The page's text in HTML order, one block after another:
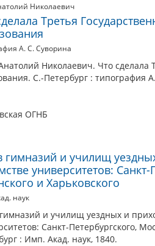
Николаевич
Третья
А. С. Суворина
Николаевич. Что сделала
С.-Петербург : типография
ОГНБ
гимназий и училищ
университетов:
и Харьковского
наук
и училищ уездных и
Санкт-Петербургского,
: Имп. Акад. наук, 1840.